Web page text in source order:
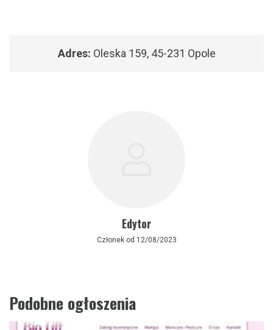
Adres: Oleska 159, 45-231 Opole
Edytor
Członek od 12/08/2023
Podobne ogłoszenia